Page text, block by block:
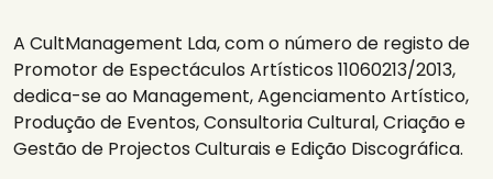
A CultManagement Lda, com o número de registo de
Promotor de Espectáculos Artísticos 11060213/2013,
dedica-se ao Management, Agenciamento Artístico,
Produção de Eventos, Consultoria Cultural, Criação e
Gestão de Projectos Culturais e Edição Discográfica.